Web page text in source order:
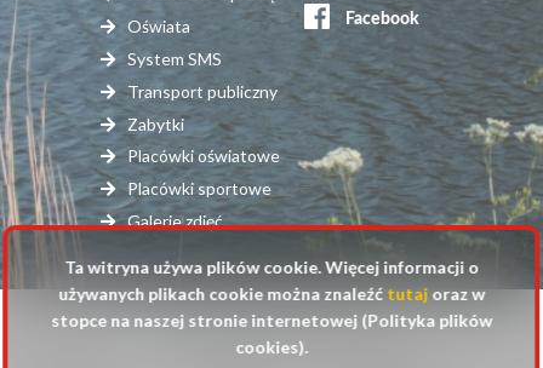
Oświata
System SMS
Transport publiczny
Zabytki
Placówki oświatowe
Placówki sportowe
Galerie zdjęć
zewnętrzne
© 2025 Urząd Gminy Raszyn
Ta witryna używa plików cookie. Więcej informacji o
używanych plikach cookie można znaleźć tutajoraz w
stopce na naszej stronie internetowej (Polityka plików
cookies).